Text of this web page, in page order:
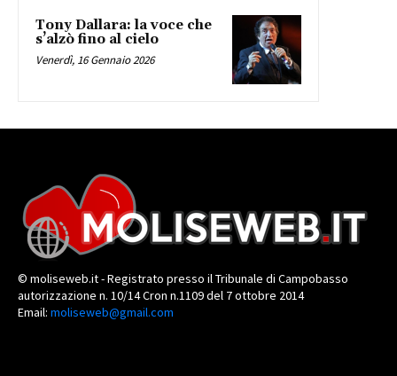
Tony Dallara: la voce che
s’alzò fino al cielo
Venerdì, 16 Gennaio 2026
© moliseweb.it - Registrato presso il Tribunale di Campobasso
autorizzazione n. 10/14 Cron n.1109 del 7 ottobre 2014
Email: moliseweb@gmail.com